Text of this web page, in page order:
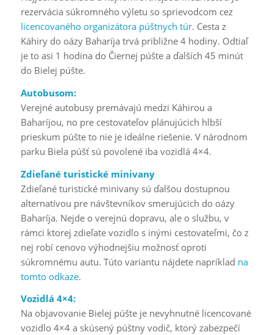
rezervácia súkromného výletu so sprievodcom cez
licencovaného organizátora púštnych túr. Cesta z
Káhiry do oázy Baharíja trvá približne 4 hodiny. Odtiaľ
je to asi 1 hodina do Čiernej púšte a ďalších 45 minút
do Bielej púšte.
Autobusom:
Verejné autobusy premávajú medzi Káhirou a
Baharíjou, no pre cestovateľov plánujúcich hlbší
prieskum púšte to nie je ideálne riešenie. V národnom
parku Biela púšť sú povolené iba vozidlá 4×4.
Zdieľané turistické minivany
Zdieľané turistické minivany sú ďalšou dostupnou
alternatívou pre návštevníkov smerujúcich do oázy
Baharíja. Nejde o verejnú dopravu, ale o službu, v
rámci ktorej zdieľate vozidlo s inými cestovateľmi, čo z
nej robí cenovo výhodnejšiu možnosť oproti
súkromnému autu. Túto variantu nájdete napríklad na
tomto odkaze.
Vozidlá 4×4:
Na objavovanie Bielej púšte je nevyhnutné licencované
vozidlo 4×4 a skúsený púštny vodič, ktorý zabezpečí